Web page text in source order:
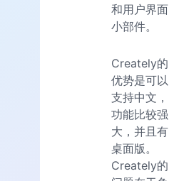
和用户界面
小部件。
Creately的
优势是可以
支持中文，
功能比较强
大，并且有
桌面版。
Creately的